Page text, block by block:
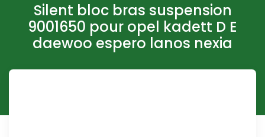
Silent bloc bras suspension
9001650 pour opel kadett D E
daewoo espero lanos nexia